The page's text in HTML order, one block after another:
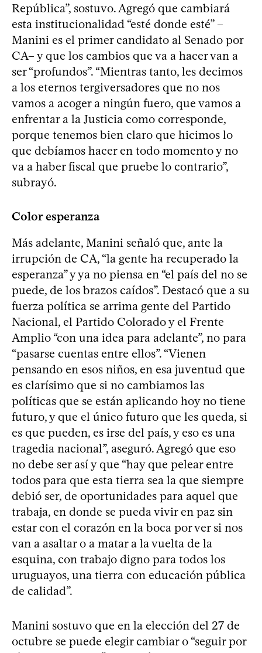
República”, sostuvo. Agregó que cambiará
esta institucionalidad “esté donde esté” –
Manini es el primer candidato al Senado por
CA– y que los cambios que va a hacer van a
ser “profundos”. “Mientras tanto, les decimos
a los eternos tergiversadores que no nos
vamos a acoger a ningún fuero, que vamos a
enfrentar a la Justicia como corresponde,
porque tenemos bien claro que hicimos lo
que debíamos hacer en todo momento y no
va a haber fiscal que pruebe lo contrario”,
subrayó.
Color esperanza
Más adelante, Manini señaló que, ante la
irrupción de CA, “la gente ha recuperado la
esperanza” y ya no piensa en “el país del no se
puede, de los brazos caídos”. Destacó que a su
fuerza política se arrima gente del Partido
Nacional, el Partido Colorado y el Frente
Amplio “con una idea para adelante”, no para
“pasarse cuentas entre ellos”. “Vienen
pensando en esos niños, en esa juventud que
es clarísimo que si no cambiamos las
políticas que se están aplicando hoy no tiene
futuro, y que el único futuro que les queda, si
es que pueden, es irse del país, y eso es una
tragedia nacional”, aseguró. Agregó que eso
no debe ser así y que “hay que pelear entre
todos para que esta tierra sea la que siempre
debió ser, de oportunidades para aquel que
trabaja, en donde se pueda vivir en paz sin
estar con el corazón en la boca por ver si nos
van a asaltar o a matar a la vuelta de la
esquina, con trabajo digno para todos los
uruguayos, una tierra con educación pública
de calidad”.
Manini sostuvo que en la elección del 27 de
octubre se puede elegir cambiar o “seguir por